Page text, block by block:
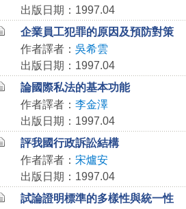
出版日期：1997.04
企業員工犯罪的原因及預防對策
作者譯者： 吳希雲
出版日期：1997.04
論國際私法的基本功能
作者譯者： 李金澤
出版日期：1997.04
評我國行政訴訟結構
作者譯者： 宋爐安
出版日期：1997.04
試論證明標準的多樣性與統一性